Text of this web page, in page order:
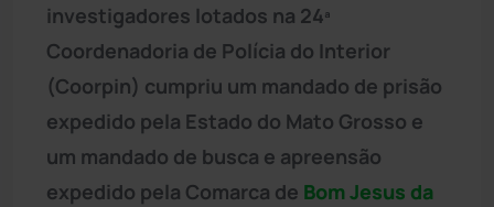
investigadores lotados na 24ª
Coordenadoria de Polícia do Interior
(Coorpin) cumpriu um mandado de prisão
expedido pela Estado do Mato Grosso e
um mandado de busca e apreensão
expedido pela Comarca de Bom Jesus da